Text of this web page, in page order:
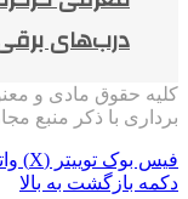
درب‌های
کلیه حقوق مادی و
برداری با ذکر منبع
فیس بوک توییتر (X)
دکمه بازگشت به بالا